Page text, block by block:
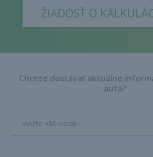
ŽIADOSŤ O
Chcete dostávať aktuálne
auta?